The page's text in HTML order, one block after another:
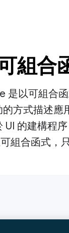
組合
是以可組合
方式描述應
UI 的建構程
組合函式，